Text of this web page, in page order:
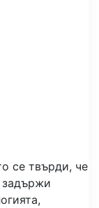
се твърди, че
задържи